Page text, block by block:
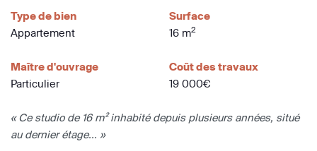
Type de bien
Appartement
Surface
16 m2
Maître d'ouvrage
Particulier
Coût des travaux
19 000€
« Ce studio de 16 m² inhabité depuis plusieurs années, situé
au dernier étage... »